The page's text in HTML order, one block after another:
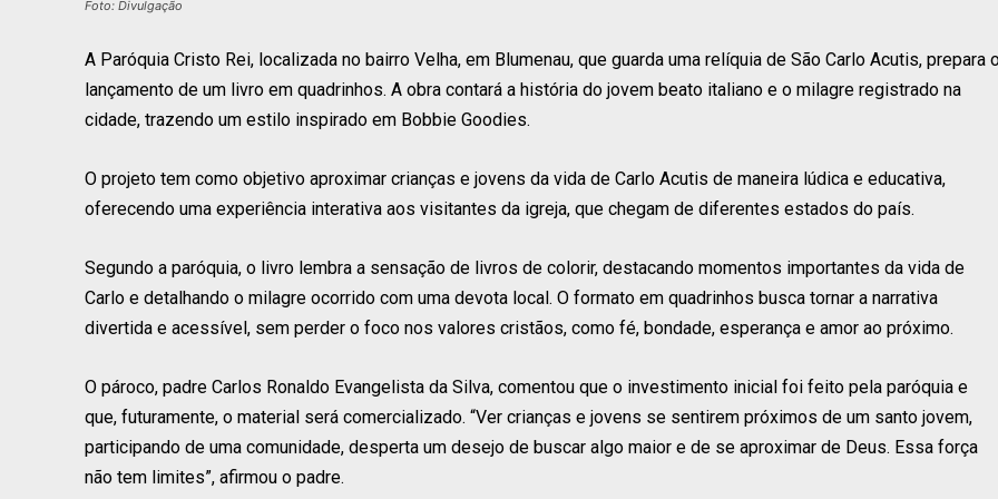
Foto: Divulgação
A Paróquia Cristo Rei, localizada no bairro Velha, em Blumenau, que guarda uma relíquia de São Carlo Acutis, prepara
lançamento de um livro em quadrinhos. A obra contará a história do jovem beato italiano e o milagre registrado na
cidade, trazendo um estilo inspirado em Bobbie Goodies.
O projeto tem como objetivo aproximar crianças e jovens da vida de Carlo Acutis de maneira lúdica e educativa,
oferecendo uma experiência interativa aos visitantes da igreja, que chegam de diferentes estados do país.
Segundo a paróquia, o livro lembra a sensação de livros de colorir, destacando momentos importantes da vida de
Carlo e detalhando o milagre ocorrido com uma devota local. O formato em quadrinhos busca tornar a narrativa
divertida e acessível, sem perder o foco nos valores cristãos, como fé, bondade, esperança e amor ao próximo.
O pároco, padre Carlos Ronaldo Evangelista da Silva, comentou que o investimento inicial foi feito pela paróquia e
que, futuramente, o material será comercializado. “Ver crianças e jovens se sentirem próximos de um santo jovem,
participando de uma comunidade, desperta um desejo de buscar algo maior e de se aproximar de Deus. Essa força
não tem limites”, afirmou o padre.